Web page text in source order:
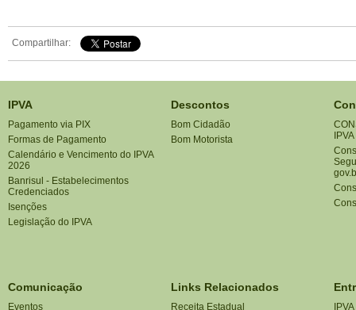
Compartilhar:
IPVA
Pagamento via PIX
Formas de Pagamento
Calendário e Vencimento do IPVA
2026
Banrisul - Estabelecimentos
Credenciados
Isenções
Legislação do IPVA
Descontos
Bom Cidadão
Bom Motorista
Comunicação
Eventos
Links Relacionados
Receita Estadual